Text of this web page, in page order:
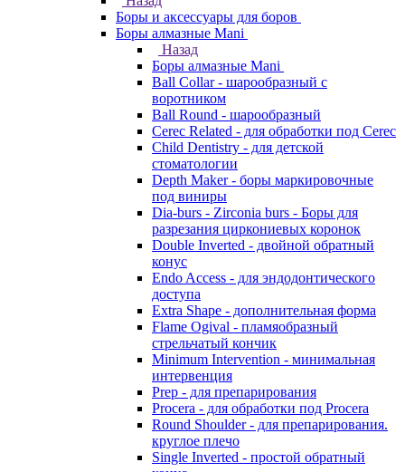
Боры и аксессуары для боров
Боры алмазные Mani
Назад
Боры алмазные Mani
Ball Collar - шарообразный c
воротником
Ball Round - шарообразный
Cerec Related - для обработки под Cerec
Child Dentistry - для детской
стоматологии
Depth Maker - боры маркировочные
под виниры
Dia-burs - Zirconia burs - Боры для
разрезания циркониевых коронок
Double Inverted - двойной обратный
конус
Endo Access - для эндодонтического
доступа
Extra Shape - дополнительная форма
Flame Ogival - пламяобразный
стрельчатый кончик
Minimum Intervention - минимальная
интервенция
Prep - для препарирования
Procera - для обработки под Procera
Round Shoulder - для препарирования.
круглое плечо
Single Inverted - простой обратный